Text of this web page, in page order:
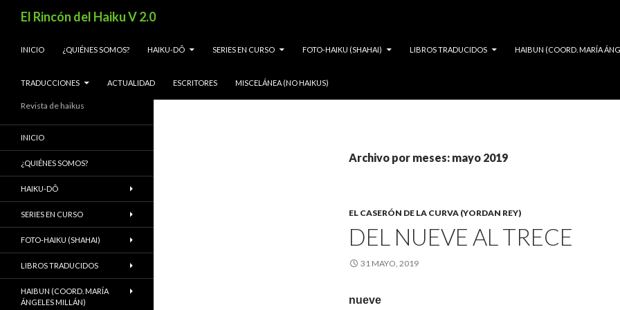
El Rincón del Haiku V 2.0
INICIO
¿QUIÉNES SOMOS? HAIKU-DÔ SERIES EN CURSO FOTO-HAIKU (SHAHAI) LIBROS TRADUCIDOS HAIBUN (COORD. MARÍA
TRADUCCIONES ACTUALIDAD ESCRITORES MISCELÁNEA (NO HAIKUS)
Archivo por meses: mayo 2019
EL CASERÓN DE LA CURVA (YORDAN REY)
DEL NUEVE AL TRECE
31 MAYO, 2019
nueve
Revista de haikus
INICIO
¿QUIÉNES SOMOS?
HAIKU-DÔ
SERIES EN CURSO
FOTO-HAIKU (SHAHAI)
LIBROS TRADUCIDOS
HAIBUN (COORD. MARÍA
ÁNGELES MILLÁN)